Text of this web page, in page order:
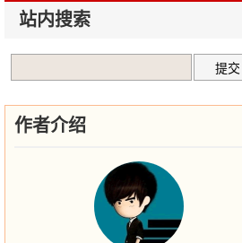
站内搜索
作者介绍